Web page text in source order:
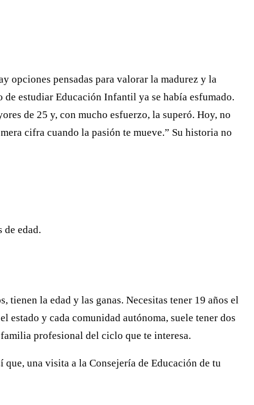
opciones pensadas para valorar la madurez y la
estudiar Educación Infantil ya se había esfumado.
de 25 y, con mucho esfuerzo, la superó. Hoy, no
cifra cuando la pasión te mueve.” Su historia no
de edad.
tienen la edad y las ganas. Necesitas tener 19 años el
estado y cada comunidad autónoma, suele tener dos
profesional del ciclo que te interesa.
una visita a la Consejería de Educación de tu